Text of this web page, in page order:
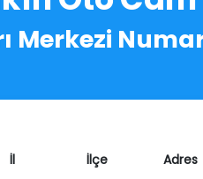
Merkezi
İl İlçe
Adres